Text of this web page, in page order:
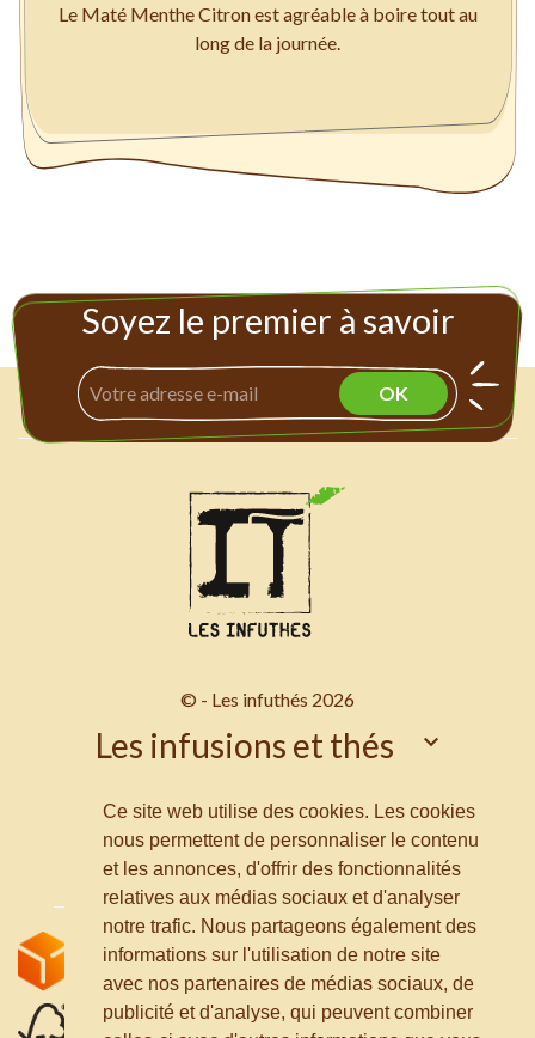
Ce site web utilise des cookies. Les cookies
nous permettent de personnaliser le contenu
et les annonces, d'offrir des fonctionnalités
relatives aux médias sociaux et d'analyser
notre trafic. Nous partageons également des
informations sur l'utilisation de notre site
avec nos partenaires de médias sociaux, de
publicité et d'analyse, qui peuvent combiner
Le Maté Menthe Citron est agréable à boire tout au
long de la journée.
Soyez le premier à savoir
© - Les infuthés 2026
Les infusions et thés 
Les Infuthés 
Informations